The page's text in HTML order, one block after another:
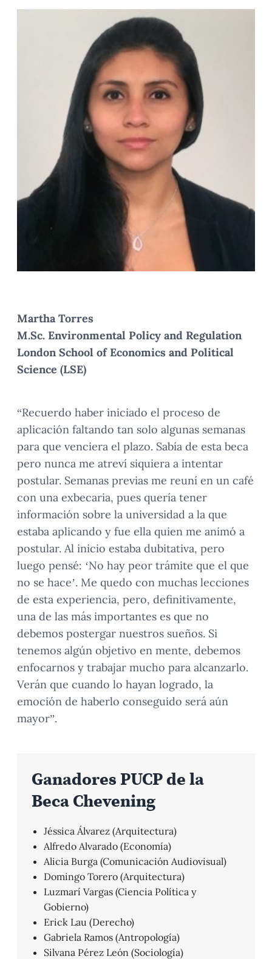
Martha Torres
M.Sc. Environmental Policy and Regulation
London School of Economics and Political
Science (LSE)
“Recuerdo haber iniciado el proceso de
aplicación faltando tan solo algunas semanas
para que venciera el plazo. Sabía de esta beca
pero nunca me atreví siquiera a intentar
postular. Semanas previas me reuní en un café
con una exbecaria, pues quería tener
información sobre la universidad a la que
estaba aplicando y fue ella quien me animó a
postular. Al inicio estaba dubitativa, pero
luego pensé: ‘No hay peor trámite que el que
no se hace’. Me quedo con muchas lecciones
de esta experiencia, pero, definitivamente,
una de las más importantes es que no
debemos postergar nuestros sueños. Si
tenemos algún objetivo en mente, debemos
enfocarnos y trabajar mucho para alcanzarlo.
Verán que cuando lo hayan logrado, la
emoción de haberlo conseguido será aún
mayor”.
Ganadores PUCP de la
Beca Chevening
Jéssica Álvarez (Arquitectura)
Alfredo Alvarado (Economía)
Alicia Burga (Comunicación Audiovisual)
Domingo Torero (Arquitectura)
Luzmarí Vargas (Ciencia Política y
Gobierno)
Erick Lau (Derecho)
Gabriela Ramos (Antropología)
Silvana Pérez León (Sociología)